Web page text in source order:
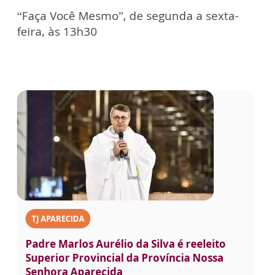
“Faça Você Mesmo”, de segunda a sexta-
feira, às 13h30
TJ APARECIDA
Padre Marlos Aurélio da Silva é reeleito
Superior Provincial da Província Nossa
Senhora Aparecida